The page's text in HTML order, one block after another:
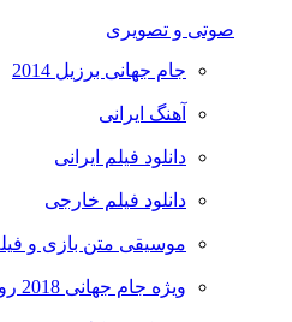
صوتی و تصویری
جام جهانی برزیل 2014
آهنگ ایرانی
دانلود فیلم ایرانی
دانلود فیلم خارجی
موسیقی متن بازی و
ویژه جام جهانی 2018 روسیه